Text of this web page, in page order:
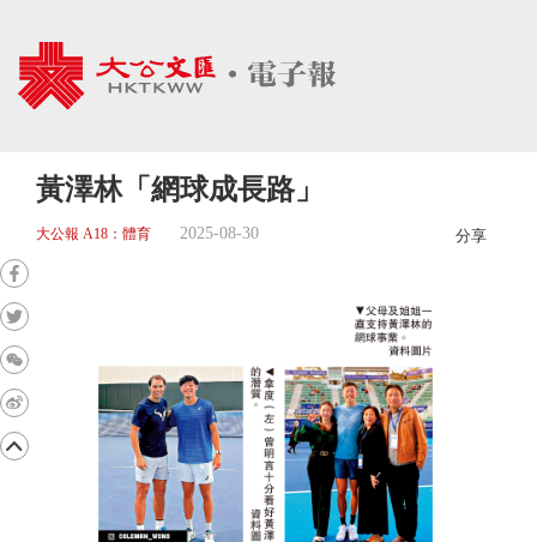
黃澤林「網球成長路」
大公報 A18：體育 2025-08-30 分享